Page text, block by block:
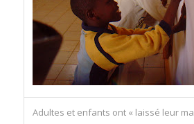
Adultes et enfants ont « laissé leur